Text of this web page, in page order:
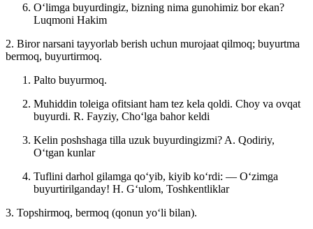
Oʻlimga buyurdingiz, bizning nima gunohimiz bor ekan?
Luqmoni Hakim
2. Biror narsani tayyorlab berish uchun murojaat qilmoq; buyurtma
bermoq, buyurtirmoq.
Palto buyurmoq.
Muhiddin toleiga ofitsiant ham tez kela qoldi. Choy va ovqat
buyurdi. R. Fayziy, Choʻlga bahor keldi
Kelin poshshaga tilla uzuk buyurdingizmi? A. Qodiriy,
Oʻtgan kunlar
Tuflini darhol gilamga qoʻyib, kiyib koʻrdi: — Oʻzimga
buyurtirilganday! H. Gʻulom, Toshkentliklar
3. Topshirmoq, bermoq (qonun yoʻli bilan).